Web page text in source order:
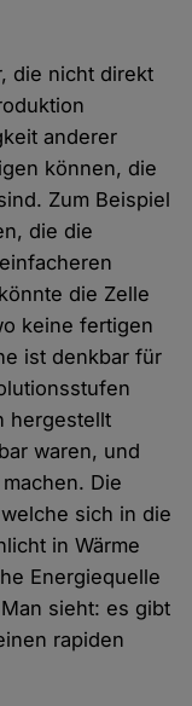
die nicht direkt
anderer
können, die
Zum Beispiel
die die
die Zelle
keine fertigen
ist denkbar für
hergestellt
waren, und
Die
sich in die
in Wärme
Energiequelle
sieht: es gibt
rapiden